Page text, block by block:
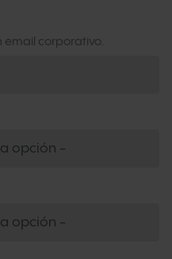
email corporativo.